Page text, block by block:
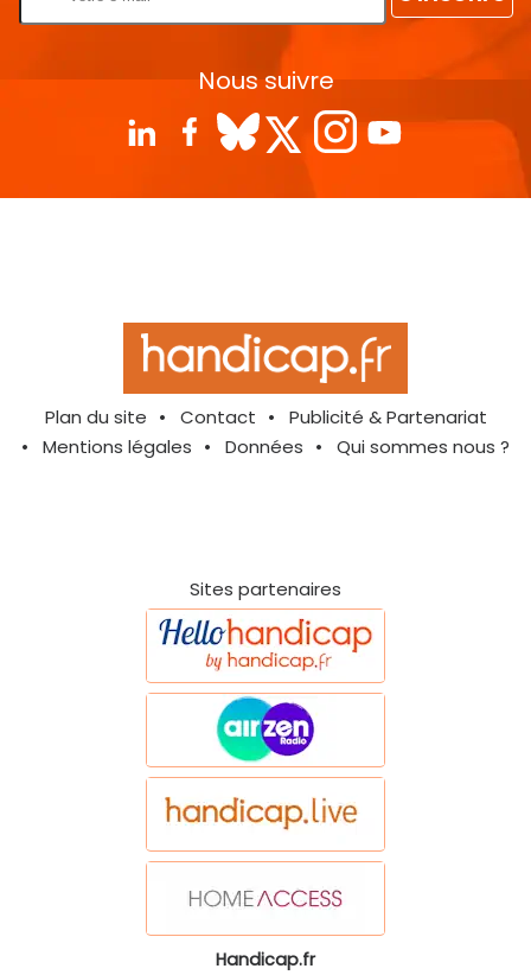
Nous suivre
Plan du site Contact
Publicité & Partenariat
Mentions légales
Données Qui sommes nous ?
Sites partenaires
Handicap.fr